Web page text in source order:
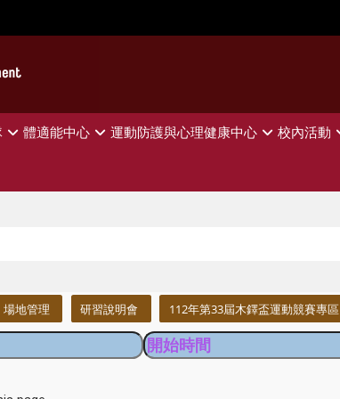
體適能中心 運動防護與心理健康中心 校內活動
場地管理 研習說明會 112年第33屆木鐸盃運動競賽專區